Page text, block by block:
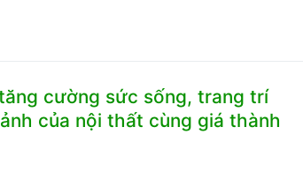
cường sức sống, trang trí
của nội thất cùng giá thành